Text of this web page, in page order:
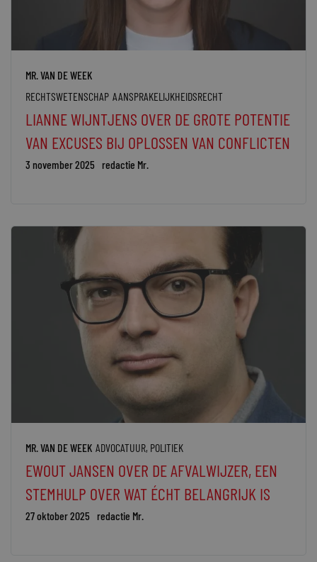
MR. VAN DE WEEK
RECHTSWETENSCHAP AANSPRAKELIJKHEIDSRECHT
LIANNE WIJNTJENS OVER DE GROTE POTENTIE
VAN EXCUSES BIJ OPLOSSEN VAN CONFLICTEN
3 november 2025 redactie Mr.
MR. VAN DE WEEK ADVOCATUUR, POLITIEK
EWOUT JANSEN OVER DE AFVALWIJZER, EEN
STEMHULP OVER WAT ÉCHT BELANGRIJK IS
27 oktober 2025 redactie Mr.